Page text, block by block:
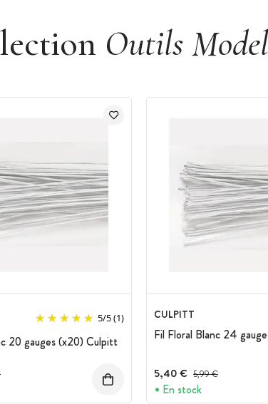
Outils
5/5(1)
20 gauges (x20) Culpitt
réduction :
CULPITT
Fil Floral Blanc 24
5,40 € Prix avant réduction :
5,99 €
En stock